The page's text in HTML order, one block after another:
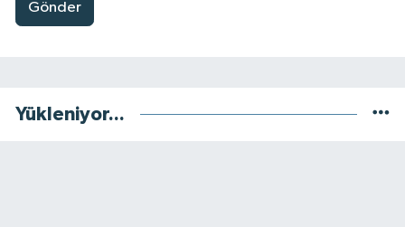
Gönder
Yükleniyor...